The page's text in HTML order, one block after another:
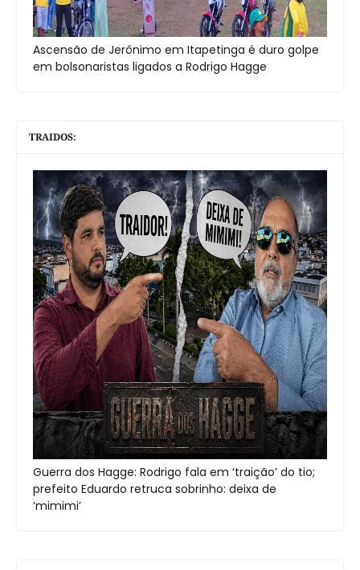
Ascensão de Jerônimo em Itapetinga é duro golpe
em bolsonaristas ligados a Rodrigo Hagge
TRAIDOS:
Guerra dos Hagge: Rodrigo fala em ‘traição’ do tio;
prefeito Eduardo retruca sobrinho: deixa de
‘mimimi’